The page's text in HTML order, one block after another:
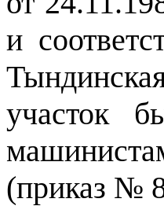
и
участок
(приказ №